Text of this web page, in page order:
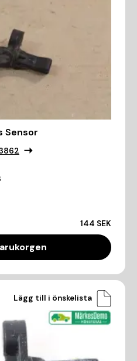
Sensor
144 SEK
Lägg till i önskelista